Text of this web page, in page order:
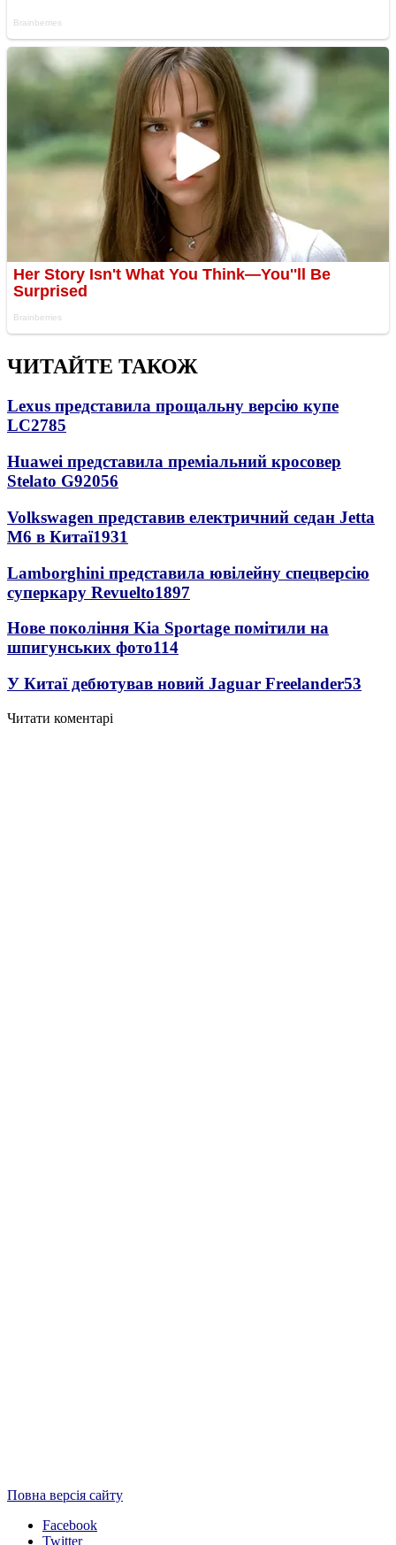
ЧИТАЙТЕ ТАКОЖ
Lexus представила прощальну версію купе
LC2785
Huawei представила преміальний кросовер
Stelato G92056
Volkswagen представив електричний седан Jetta
M6 в Китаї1931
Lamborghini представила ювілейну спецверсію
суперкару Revuelto1897
Нове покоління Kia Sportage помітили на
шпигунських фото114
У Китаї дебютував новий Jaguar Freelander53
Читати коментарі
Повна версія сайту
Facebook
Twitter